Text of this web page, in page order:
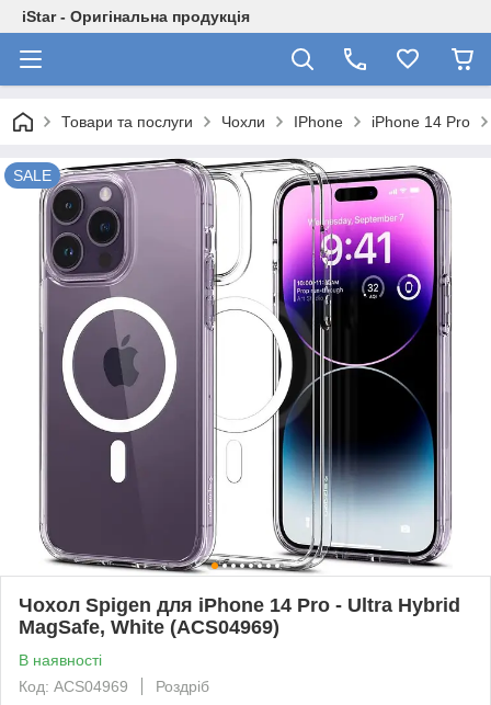
iStar - Оригінальна продукція
Товари та послуги Чохли IPhone iPhone 14 Pro
SALE
Чохол Spigen для iPhone 14 Pro - Ultra Hybrid
MagSafe, White (ACS04969)
В наявності
Код: ACS04969
Роздріб